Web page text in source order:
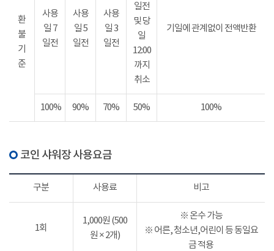
환
불
기
준
사용
일 7
일전
사용
일 5
일전
사용
일 3
일전
일전
및 당
일
12:00
까지
취소
기일에 관계없이 전액반환
100% 90% 70% 50% 100%
코인 샤워장 사용요금
구분 사용료 비고
1회
1,000원 (500
원 × 2개)
※ 온수 가능
※ 어른, 청소년,어린이 등 동일요
금 적용